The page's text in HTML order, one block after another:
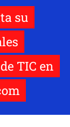
su
TIC en